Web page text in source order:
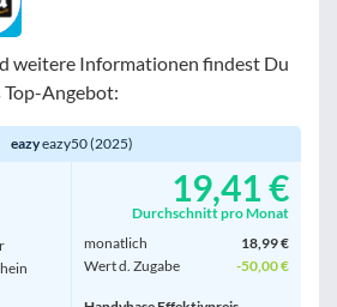
weitere Informationen findest Du
Top-Angebot:
eazyeazy50 (2025)
19,41 €
Durchschnitt pro Monat
monatlich
18,99 €
Wert d. Zugabe
-50,00 €